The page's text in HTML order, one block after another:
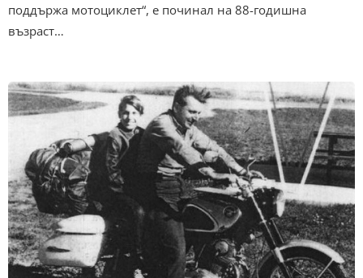
поддържа мотоциклет“, е починал на 88-годишна
възраст…